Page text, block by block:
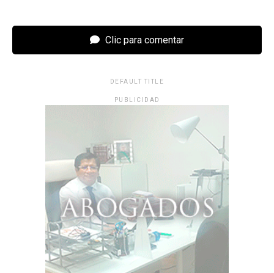
Clic para comentar
DEFAULT TITLE
PUBLICIDAD